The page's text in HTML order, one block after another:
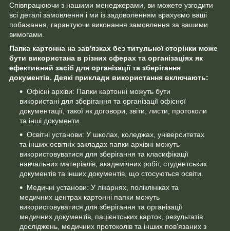
Співпрацюючи з нашими менеджерами, ви можете узгодити
всі деталі замовлення і ми із задоволенням врахуємо ваші
побажання, гарантуючи виконання замовлення за вашими
вимогами.
Папка картонна на зав'язках без титульної сторінки може
бути використана в різних сферах та організаціях як
ефективний засіб для організації та зберігання
документів. Деякі приклади використання включають:
Офісні архіви: Папки картонні можуть бути
використані для зберігання та організації офісної
документації, такої як договори, звіти, листи, протоколи
та інші документи.
Освітні установи: У школах, коледжах, університетах
та інших освітніх закладах папки архівні можуть
використовуватися для зберігання та класифікації
навчальних матеріалів, академічних робіт, студентських
документів та інших документів, що стосуються освіти.
Медичні установи: У лікарнях, поліклініках та
медичних центрах картонні папки можуть
використовуватися для зберігання та організації
медичних документів, пацієнтських карток, результатів
досліджень, медичних протоколів та інших пов'язаних з